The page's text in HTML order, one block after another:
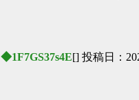
◆1F7GS37s4E[] 投稿日：